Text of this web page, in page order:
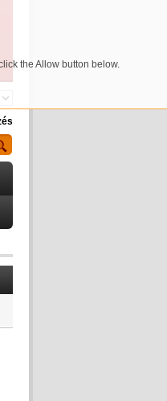
the Allow button below.